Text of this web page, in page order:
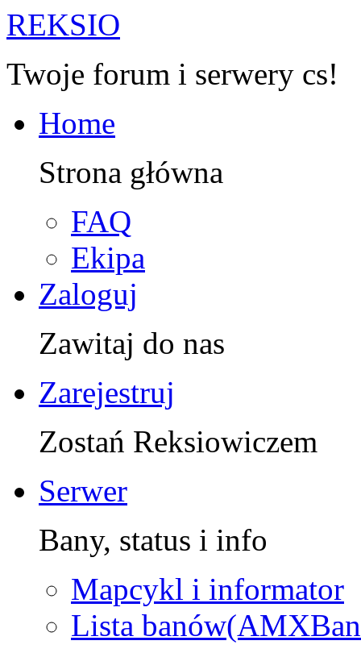
REKSIO
Twoje forum i serwery cs!
Home
Strona główna
FAQ
Ekipa
Zaloguj
Zawitaj do nas
Zarejestruj
Zostań Reksiowiczem
Serwer
Bany, status i info
Mapcykl i informator
Lista